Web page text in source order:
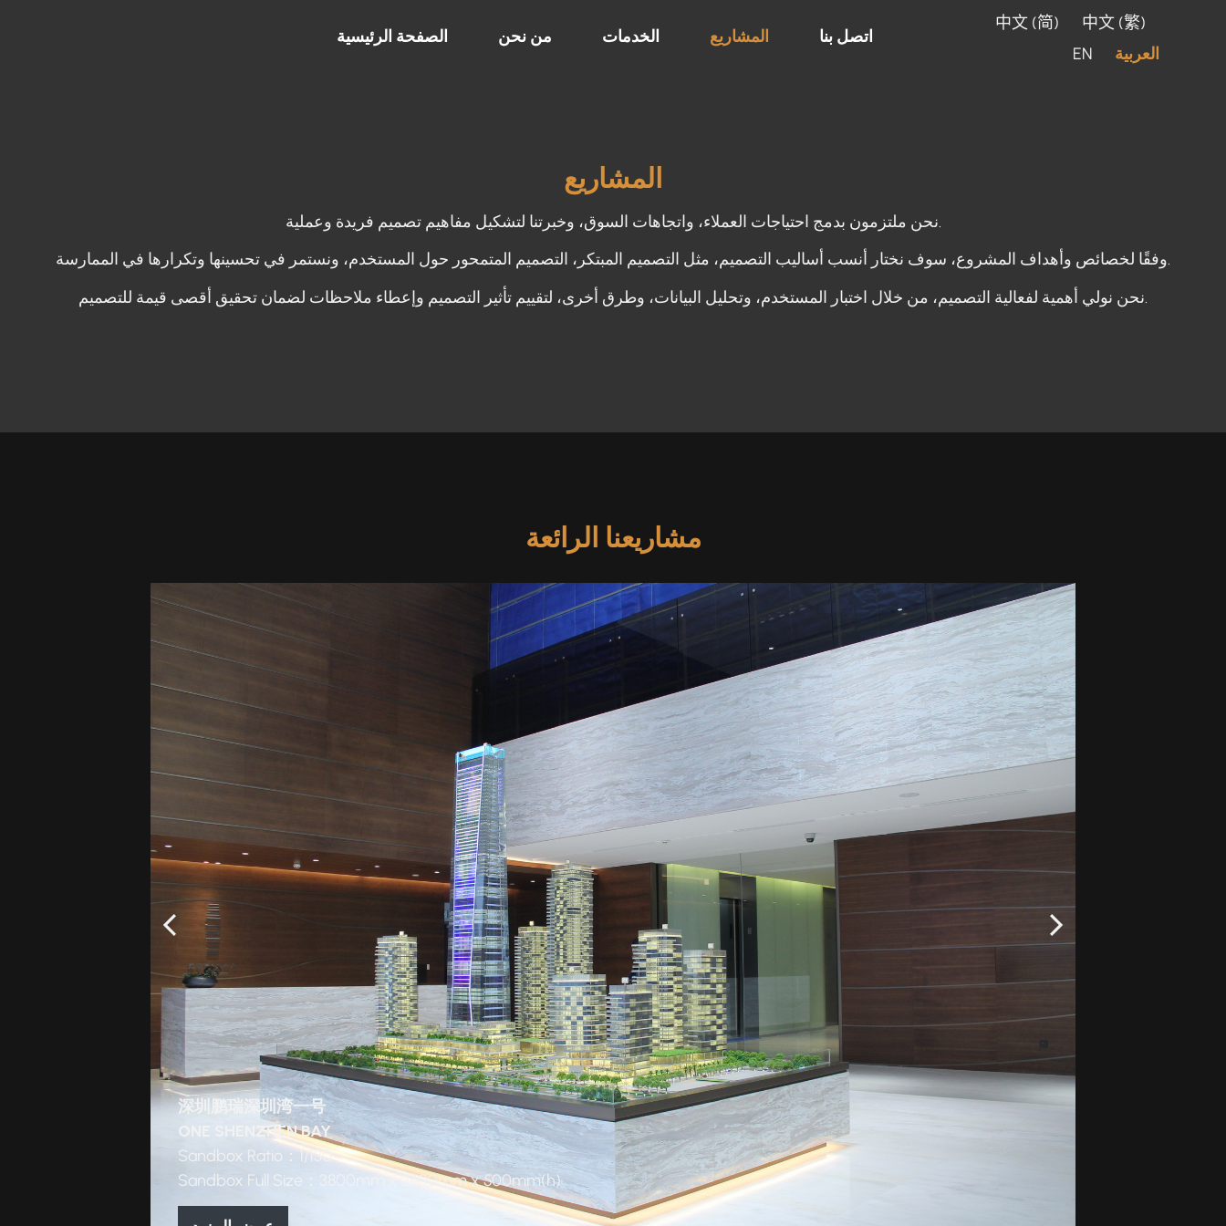
الصفحة الرئيسية من نحن الخدمات المشاريع اتصل بنا
中文 (简)
中文 (繁)
EN
العربية
المشاريع
نحن ملتزمون بدمج احتياجات العملاء، واتجاهات السوق، وخبرتنا لتشكيل مفاهيم تصميم فريدة وعملية.
وفقًا لخصائص وأهداف المشروع، سوف نختار أنسب أساليب التصميم، مثل التصميم المبتكر، التصميم المتمحور حول المستخدم، ونستمر في تحسينها وتكرارها في الممارسة.
نحن نولي أهمية لفعالية التصميم، من خلال اختبار المستخدم، وتحليل البيانات، وطرق أخرى، لتقييم تأثير التصميم وإعطاء ملاحظات لضمان تحقيق أقصى قيمة للتصميم.
مشاريعنا الرائعة
杭州 华润杭珹未来中心
FUTURE CENTER
Sandbox Ratio：main building1/550, surrounding landscape
1/1100
Sandbox Full Size：Diameter6000mm x 500mm(h)